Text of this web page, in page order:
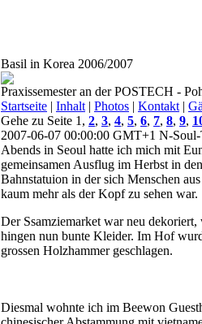
Basil in Korea 2006/2007
Praxissemester an der POSTECH -
Startseite | Inhalt | Photos | Kontakt |
Gehe zu Seite 1, 2, 3, 4, 5, 6, 7, 8, 9,
2007-06-07 00:00:00 GMT+1 N-
Abends in Seoul hatte ich mich mit
gemeinsamen Ausflug im Herbst in
Bahnstatuion in der sich Menschen
kaum mehr als der Kopf zu sehen war.
Der Ssamziemarket war neu
hingen nun bunte Kleider. Im Hof
grossen Holzhammer geschlagen.
Diesmal wohnte ich im Beewon